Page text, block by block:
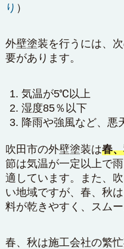
り ）
外壁塗装を行うには、
要があります。
気温が5℃以上
湿度85％以下
降雨や強風など、悪
吹田市の外壁塗装は春
節は気温が一定以上で
適しています。また、
い地域ですが、春、秋
料が乾きやすく、スム
春、秋は施工会社の繁